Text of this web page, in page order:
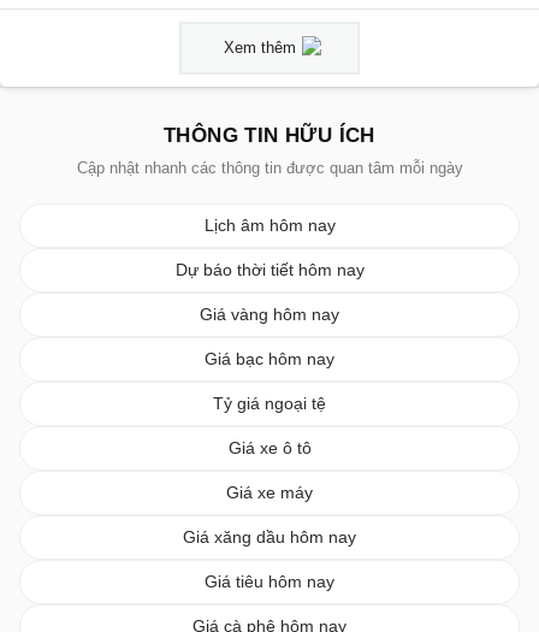
Xem thêm
THÔNG TIN HỮU ÍCH
Cập nhật nhanh các thông tin được quan tâm mỗi ngày
Lịch âm hôm nay
Dự báo thời tiết hôm nay
Giá vàng hôm nay
Giá bạc hôm nay
Tỷ giá ngoại tệ
Giá xe ô tô
Giá xe máy
Giá xăng dầu hôm nay
Giá tiêu hôm nay
Giá cà phê hôm nay